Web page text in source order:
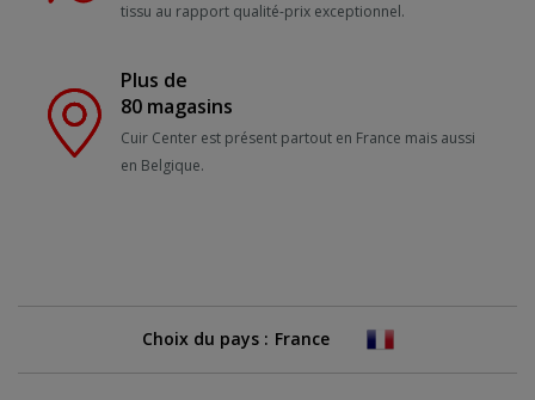
tissu au rapport qualité-prix exceptionnel.
Plus de
80 magasins
Cuir Center est présent partout en France mais aussi
en Belgique.
Choix du pays :